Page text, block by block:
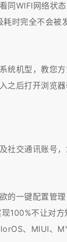
WIFI网络状态
时完全不会被
统机型，教您
之后打开浏览
社交通讯账号
的一键配置管
100%不让对
、MIUI、